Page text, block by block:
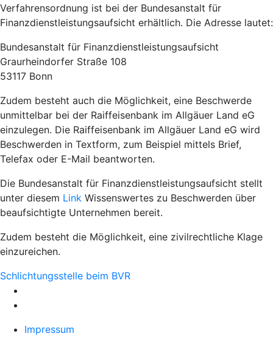
Verfahrensordnung ist bei der Bundesanstalt für
Finanzdienstleistungsaufsicht erhältlich. Die Adresse lautet:
Bundesanstalt für Finanzdienstleistungsaufsicht
Graurheindorfer Straße 108
53117 Bonn
Zudem besteht auch die Möglichkeit, eine Beschwerde
unmittelbar bei der Raiffeisenbank im Allgäuer Land eG
einzulegen. Die Raiffeisenbank im Allgäuer Land eG wird
Beschwerden in Textform, zum Beispiel mittels Brief,
Telefax oder E-Mail beantworten.
Die Bundesanstalt für Finanzdienstleistungsaufsicht stellt
unter diesem Link Wissenswertes zu Beschwerden über
beaufsichtigte Unternehmen bereit.
Zudem besteht die Möglichkeit, eine zivilrechtliche Klage
einzureichen.
Schlichtungsstelle beim BVR
Impressum